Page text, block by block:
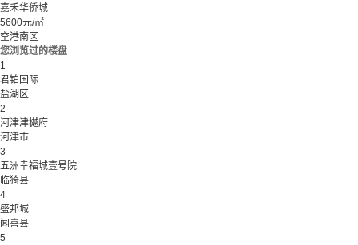
嘉禾华侨城
5600元/㎡
空港南区
您浏览过的楼盘
1
君铂国际
盐湖区
2
河津津樾府
河津市
3
五洲幸福城壹号院
临猗县
4
盛邦城
闻喜县
5